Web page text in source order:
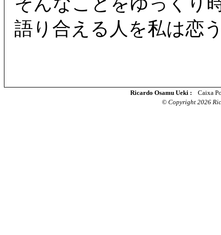
語り合える人を私は恋
Ricardo Osamu Ueki :
Caixa
© Copyright 2026